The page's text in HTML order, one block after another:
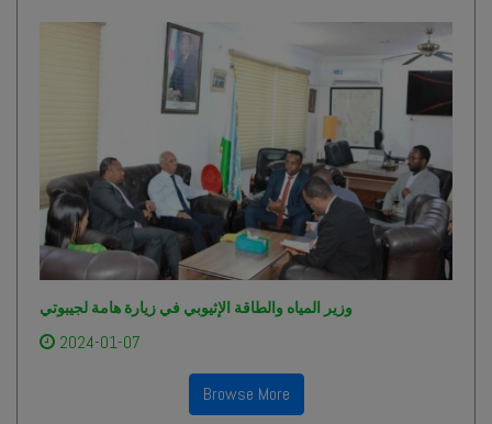
وزير المياه والطاقة الإثيوبي في زيارة هامة لجيبوتي
2024-01-07
Browse More